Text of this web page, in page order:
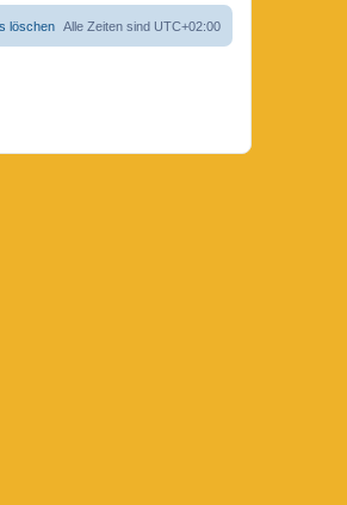
Alle Zeiten sind UTC+02:00
löschen